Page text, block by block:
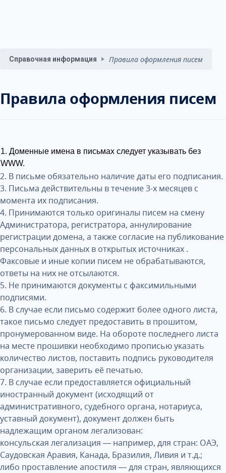
Справочная информация Правила оформления писем
Правила оформления писем
1. Доменные имена в письмах следует указывать без
WWW.
2. В письме обязательно наличие даты его подписания.
3. Письма действительны в течение 3-х месяцев с
момента их подписания.
4. Принимаются только оригиналы писем на смену
Администратора, регистратора, аннулирование
регистрации домена, а также согласие на публикование
персональных данных в открытых источниках .
Факсовые и иные копии писем не обрабатываются,
ответы на них не отсылаются.
5. Не принимаются документы с факсимильными
подписями.
6. В случае если письмо содержит более одного листа,
такое письмо следует предоставить в прошитом,
пронумерованном виде. На обороте последнего листа
на месте прошивки необходимо прописью указать
количество листов, поставить подпись руководителя
организации, заверить её печатью.
7. В случае если предоставляется официальный
иностранный документ (исходящий от
административного, судебного органа, нотариуса,
уставный документ), документ должен быть
надлежащим органом легализован:
консульская легализация — например, для стран: ОАЭ,
Саудовская Аравия, Канада, Бразилия, Ливия и т.д.;
либо проставление апостиля — для стран, являющихся